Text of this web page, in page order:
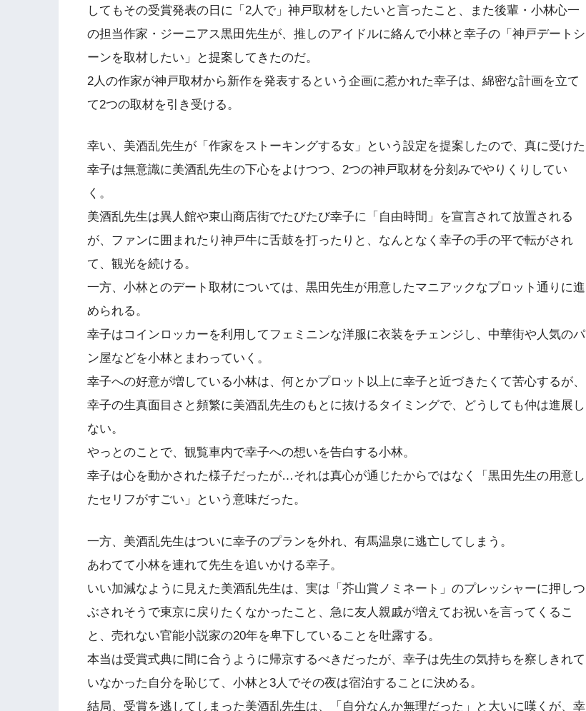
してもその受賞発表の日に「2人で」神戸取材をしたいと言ったこと、また後輩・小林心一
の担当作家・ジーニアス黒田先生が、推しのアイドルに絡んで小林と幸子の「神戸デートシ
ーンを取材したい」と提案してきたのだ。
2人の作家が神戸取材から新作を発表するという企画に惹かれた幸子は、綿密な計画を立て
て2つの取材を引き受ける。
幸い、美酒乱先生が「作家をストーキングする女」という設定を提案したので、真に受けた
幸子は無意識に美酒乱先生の下心をよけつつ、2つの神戸取材を分刻みでやりくりしてい
く。
美酒乱先生は異人館や東山商店街でたびたび幸子に「自由時間」を宣言されて放置される
が、ファンに囲まれたり神戸牛に舌鼓を打ったりと、なんとなく幸子の手の平で転がされ
て、観光を続ける。
一方、小林とのデート取材については、黒田先生が用意したマニアックなプロット通りに進
められる。
幸子はコインロッカーを利用してフェミニンな洋服に衣装をチェンジし、中華街や人気のパ
ン屋などを小林とまわっていく。
幸子への好意が増している小林は、何とかプロット以上に幸子と近づきたくて苦心するが、
幸子の生真面目さと頻繁に美酒乱先生のもとに抜けるタイミングで、どうしても仲は進展し
ない。
やっとのことで、観覧車内で幸子への想いを告白する小林。
幸子は心を動かされた様子だったが…それは真心が通じたからではなく「黒田先生の用意し
たセリフがすごい」という意味だった。
一方、美酒乱先生はついに幸子のプランを外れ、有馬温泉に逃亡してしまう。
あわてて小林を連れて先生を追いかける幸子。
いい加減なように見えた美酒乱先生は、実は「芥山賞ノミネート」のプレッシャーに押しつ
ぶされそうで東京に戻りたくなかったこと、急に友人親戚が増えてお祝いを言ってくるこ
と、売れない官能小説家の20年を卑下していることを吐露する。
本当は受賞式典に間に合うように帰京するべきだったが、幸子は先生の気持ちを察しきれて
いなかった自分を恥じて、小林と3人でその夜は宿泊することに決める。
結局、受賞を逃してしまった美酒乱先生は、「自分なんか無理だった」と大いに嘆くが、幸